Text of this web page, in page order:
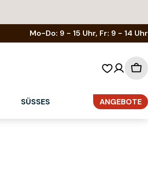
Mo-Do: 9 - 15 Uhr, Fr: 9 - 14 Uhr
SÜSSES ANGEBOTE